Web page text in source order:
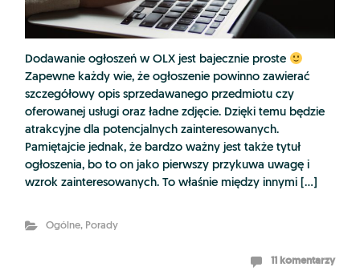
Dodawanie ogłoszeń w OLX jest bajecznie proste
Zapewne każdy wie, że ogłoszenie powinno zawierać
szczegółowy opis sprzedawanego przedmiotu czy
oferowanej usługi oraz ładne zdjęcie. Dzięki temu będzie
atrakcyjne dla potencjalnych zainteresowanych.
Pamiętajcie jednak, że bardzo ważny jest także tytuł
ogłoszenia, bo to on jako pierwszy przykuwa uwagę i
wzrok zainteresowanych. To właśnie między innymi […]
Ogólne, Porady
11 komentarzy